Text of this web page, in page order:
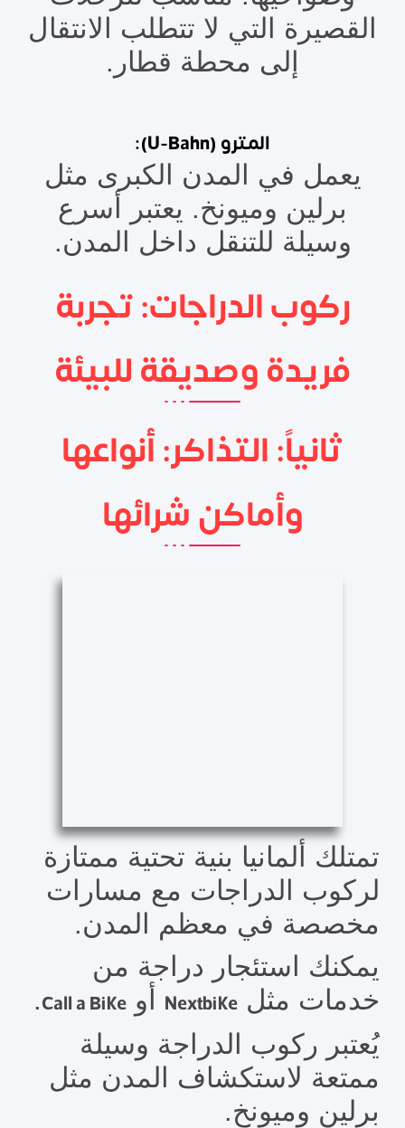
القصيرة التي لا تتطلب الانتقال
إلى محطة قطار.
المترو (U-Bahn):
يعمل في المدن الكبرى مثل
برلين وميونخ. يعتبر أسرع
وسيلة للتنقل داخل المدن.
ركوب الدراجات: تجربة
فريدة وصديقة للبيئة
ثانياً: التذاكر: أنواعها
وأماكن شرائها
تمتلك ألمانيا بنية تحتية ممتازة
لركوب الدراجات مع مسارات
مخصصة في معظم المدن.
يمكنك استئجار دراجة من
خدمات مثلNextbike أوCall a Bike
.
يُعتبر ركوب الدراجة وسيلة
ممتعة لاستكشاف المدن مثل
برلين وميونخ.